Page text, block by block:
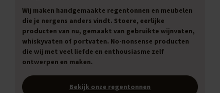
Wij maken handgemaakte regentonnen en meubelen
die je nergens anders vindt. Stoere, eerlijke
producten van nu, gemaakt van gebruikte wijnvaten,
whiskyvaten of portvaten. No-nonsense producten
die wij met veel liefde en enthousiasme zelf
ontwerpen en maken.
Bekijk onze regentonnen